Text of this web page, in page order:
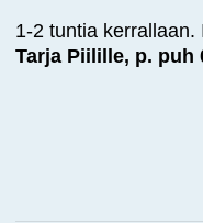
1-2 tuntia kerrallaan.
Tarja Piilille, p. puh